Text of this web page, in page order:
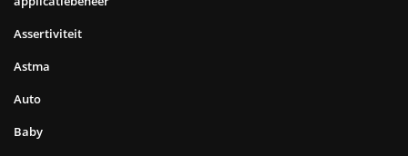
Assertiviteit
Astma
Auto
Baby